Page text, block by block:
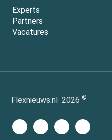
Experts
Partners
Vacatures
Flexnieuws.nl 2026 ©